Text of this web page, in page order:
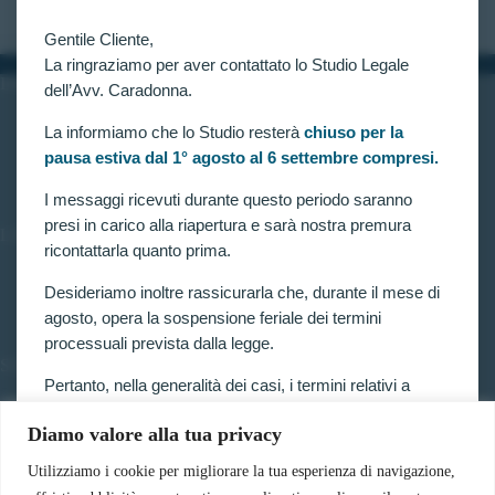
Diamo valore alla tua privacy
Utilizziamo i cookie per migliorare la tua esperienza di navigazione,
Gentile Cliente,
La ringraziamo per aver contattato lo Studio Legale
dell’Avv. Caradonna.
La informiamo che lo Studio resterà chiuso per la
pausa estiva dal 1° agosto al 6 settembre compresi.
I messaggi ricevuti durante questo periodo saranno
presi in carico alla riapertura e sarà nostra premura
ricontattarla quanto prima.
Desideriamo inoltre rassicurarla che, durante il mese di
agosto, opera la sospensione feriale dei termini
processuali prevista dalla legge.
Pertanto, nella generalità dei casi, i termini relativi a
processuali, compresi quelli dinanzi al TAR, sono
sospesi.
INFORMAZIONI
Chi siamo
Contatti
LINK UTILI
Privacy e Cookie Policy
Concorsi pubblici
Pubblico impiego
Contratti con la pubblica amministrazione